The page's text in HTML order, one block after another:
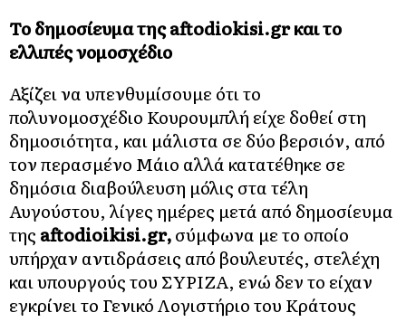
Το δημοσίευμα της aftodiokisi.gr και το
ελλιπές νομοσχέδιο
Αξίζει να υπενθυμίσουμε ότι το
πολυνομοσχέδιο Κουρουμπλή είχε δοθεί στη
δημοσιότητα, και μάλιστα σε δύο βερσιόν, από
τον περασμένο Μάιο αλλά κατατέθηκε σε
δημόσια διαβούλευση μόλις στα τέλη
Αυγούστου, λίγες ημέρες μετά από δημοσίευμα
της aftodioikisi.gr,σύμφωνα με το οποίο
υπήρχαν αντιδράσεις από βουλευτές, στελέχη
και υπουργούς του ΣΥΡΙΖΑ, ενώ δεν το είχαν
εγκρίνει το Γενικό Λογιστήριο του Κράτους